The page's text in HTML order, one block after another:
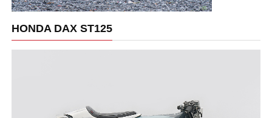
HONDA DAX ST125